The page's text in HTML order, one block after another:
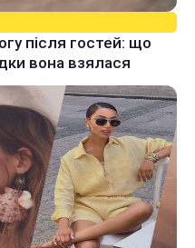
після гостей: що
вона взялася